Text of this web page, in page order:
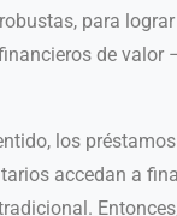
para
de valor
los
accedan a